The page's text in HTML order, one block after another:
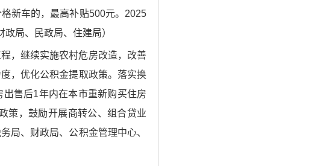
新车的，最高补贴500元。2025
局、民政局、住建局）
，继续实施农村危房改造，改善
，优化公积金提取政策。落实换
售后1年内在本市重新购买住房
策，鼓励开展商转公、组合贷业
局、财政局、公积金管理中心、